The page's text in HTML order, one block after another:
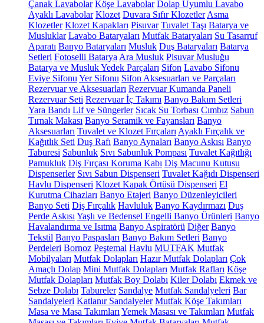
Çanak Lavabolar Köşe Lavabolar Dolap Uyumlu Lavabo
Ayaklı Lavabolar Klozet Duvara Sıfır Klozetler Asma
Klozetler Klozet Kapakları Pisuvar Tuvalet Taşı Batarya ve
Musluklar Lavabo Bataryaları Mutfak Bataryaları Su Tasarruf
Aparatı Banyo Bataryaları Musluk Duş Bataryaları Batarya
Setleri Fotoselli Batarya Ara Musluk Pisuvar Musluğu
Batarya ve Musluk Yedek Parçaları Sifon Lavabo Sifonu
Eviye Sifonu Yer Sifonu Sifon Aksesuarları ve Parçaları
Rezervuar ve Aksesuarları Rezervuar Kumanda Paneli
Rezervuar Seti Rezervuar İç Takımı Banyo Bakım Setleri
Yara Bandı Lif ve Süngerler Sıcak Su Torbası Cımbız Sabun
Tırnak Makası Banyo Seramik ve Fayansları Banyo
Aksesuarları Tuvalet ve Klozet Fırçaları Ayaklı Fırçalık ve
Kağıtlık Seti Duş Rafı Banyo Aynaları Banyo Askısı Banyo
Taburesi Sabunluk Sıvı Sabunluk Pompası Tuvalet Kağıtlığı
Pamukluk Diş Fırçası Koruma Kabı Diş Macunu Kutusu
Dispenserler Sıvı Sabun Dispenseri Tuvalet Kağıdı Dispenseri
Havlu Dispenseri Klozet Kapak Örtüsü Dispenseri El
Kurutma Cihazları Banyo Etajeri Banyo Düzenleyicileri
Banyo Seti Diş Fırçalık Havluluk Banyo Kaydırmazı Duş
Perde Askısı Yaşlı ve Bedensel Engelli Banyo Ürünleri Banyo
Havalandırma ve Isıtma Banyo Aspiratörü Diğer Banyo
Tekstil Banyo Paspasları Banyo Bakım Setleri Banyo
Perdeleri Bornoz Peştemal Havlu MUTFAK Mutfak
Mobilyaları Mutfak Dolapları Hazır Mutfak Dolapları Çok
Amaçlı Dolap Mini Mutfak Dolapları Mutfak Rafları Köşe
Mutfak Dolapları Mutfak Boy Dolabı Kiler Dolabı Ekmek ve
Sebze Dolabı Tabureler Sandalye Mutfak Sandalyeleri Bar
Sandalyeleri Katlanır Sandalyeler Mutfak Köşe Takımları
Masa ve Masa Takımları Yemek Masası ve Takımları Mutfak